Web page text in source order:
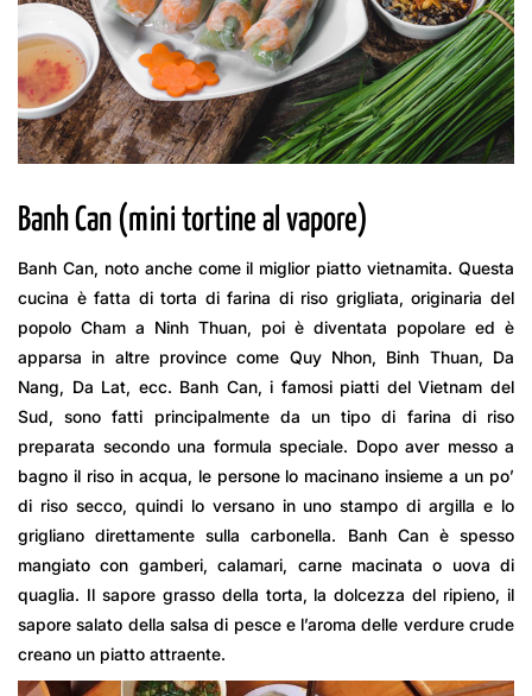
Banh Can (mini tortine al vapore)
Banh Can, noto anche come il miglior piatto vietnamita. Questa
cucina è fatta di torta di farina di riso grigliata, originaria del
popolo Cham a Ninh Thuan, poi è diventata popolare ed è
apparsa in altre province come Quy Nhon, Binh Thuan, Da
Nang, Da Lat, ecc. Banh Can, i famosi piatti del Vietnam del
Sud, sono fatti principalmente da un tipo di farina di riso
preparata secondo una formula speciale. Dopo aver messo a
bagno il riso in acqua, le persone lo macinano insieme a un po’
di riso secco, quindi lo versano in uno stampo di argilla e lo
grigliano direttamente sulla carbonella. Banh Can è spesso
mangiato con gamberi, calamari, carne macinata o uova di
quaglia. Il sapore grasso della torta, la dolcezza del ripieno, il
sapore salato della salsa di pesce e l’aroma delle verdure crude
creano un piatto attraente.